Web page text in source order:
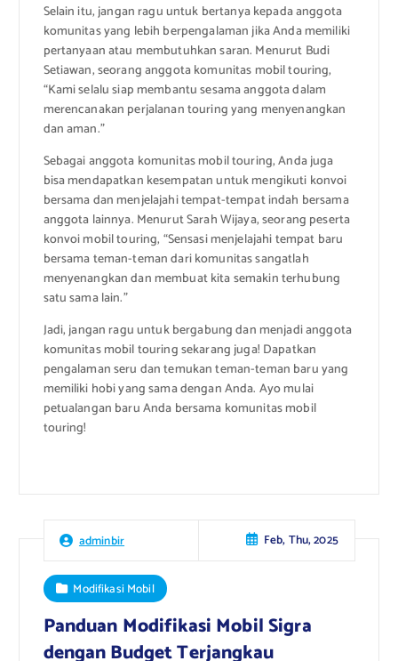
Selain itu, jangan ragu untuk bertanya kepada anggota
komunitas yang lebih berpengalaman jika Anda memiliki
pertanyaan atau membutuhkan saran. Menurut Budi
Setiawan, seorang anggota komunitas mobil touring,
“Kami selalu siap membantu sesama anggota dalam
merencanakan perjalanan touring yang menyenangkan
dan aman.”
Sebagai anggota komunitas mobil touring, Anda juga
bisa mendapatkan kesempatan untuk mengikuti konvoi
bersama dan menjelajahi tempat-tempat indah bersama
anggota lainnya. Menurut Sarah Wijaya, seorang peserta
konvoi mobil touring, “Sensasi menjelajahi tempat baru
bersama teman-teman dari komunitas sangatlah
menyenangkan dan membuat kita semakin terhubung
satu sama lain.”
Jadi, jangan ragu untuk bergabung dan menjadi anggota
komunitas mobil touring sekarang juga! Dapatkan
pengalaman seru dan temukan teman-teman baru yang
memiliki hobi yang sama dengan Anda. Ayo mulai
petualangan baru Anda bersama komunitas mobil
touring!
adminbir Feb, Thu, 2025
Modifikasi Mobil
Panduan Modifikasi Mobil Sigra
dengan Budget Terjangkau